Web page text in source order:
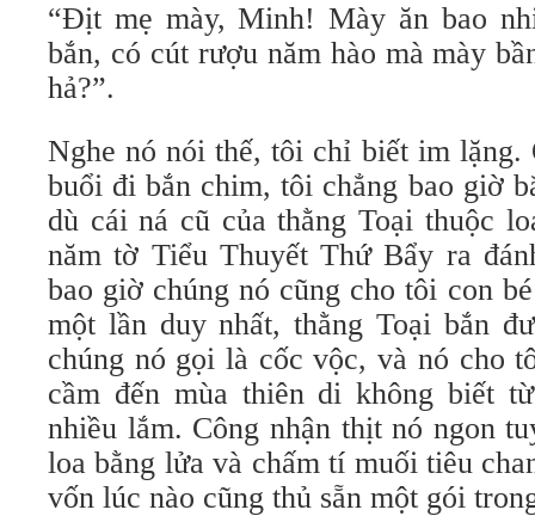
“Địt mẹ mày, Minh! Mày ăn bao
bắn, có cút rượu năm hào mà mày
hả?”.
Nghe nó nói thế, tôi chỉ biết im lặng.
buổi đi bắn chim, tôi chẳng bao giờ
dù cái ná cũ của thằng Toại thuộc
năm tờ Tiểu Thuyết Thứ Bẩy ra
bao giờ chúng nó cũng cho tôi con
một lần duy nhất, thằng Toại bắn
chúng nó gọi là cốc vộc, và nó cho
cầm đến mùa thiên di không biết
nhiều lắm. Công nhận thịt nó ngon
loa bằng lửa và chấm tí muối tiêu
vốn lúc nào cũng thủ sẵn một gói